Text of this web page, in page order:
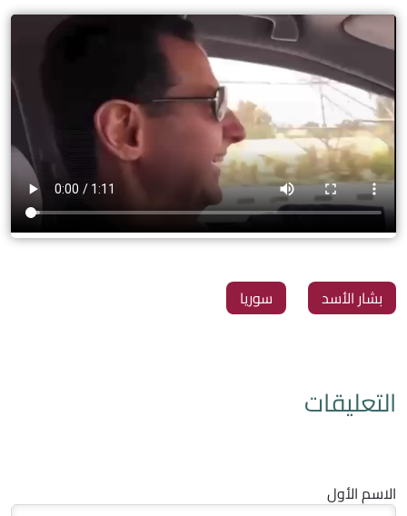
بشار الأسد سوريا
التعليقات
الاسم الأول